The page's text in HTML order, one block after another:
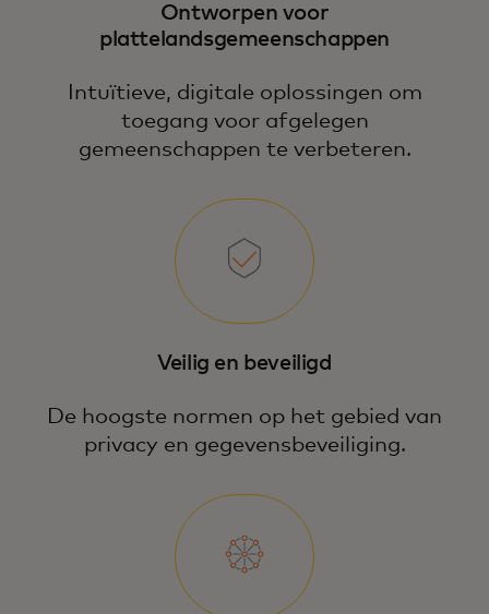
Ontworpen voor
plattelandsgemeenschappen
Intuïtieve, digitale oplossingen om
toegang voor afgelegen
gemeenschappen te verbeteren.
Veilig en beveiligd
De hoogste normen op het gebied van
privacy en gegevensbeveiliging.